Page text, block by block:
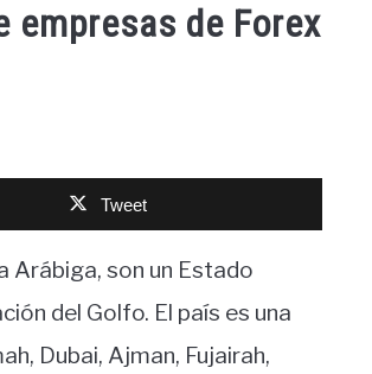
empresas de Forex
Tweet
Arábiga, son un Estado
del Golfo. El país es una
Dubai, Ajman, Fujairah,